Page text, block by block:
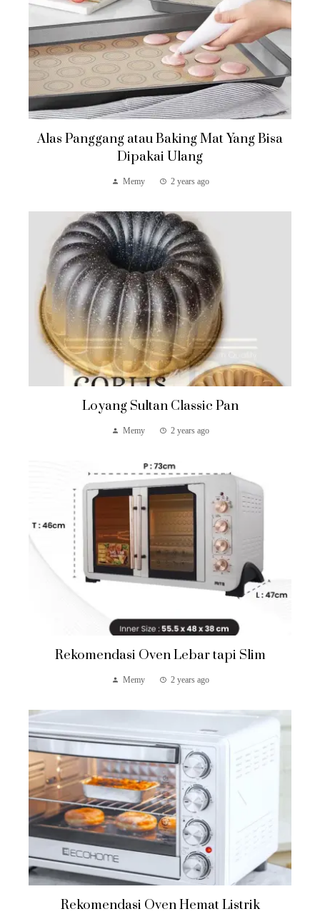
Alas Panggang atau Baking Mat Yang Bisa
Dipakai Ulang
Memy 2 years ago
Loyang Sultan Classic Pan
Memy 2 years ago
Rekomendasi Oven Lebar tapi Slim
Memy 2 years ago
Rekomendasi Oven Hemat Listrik